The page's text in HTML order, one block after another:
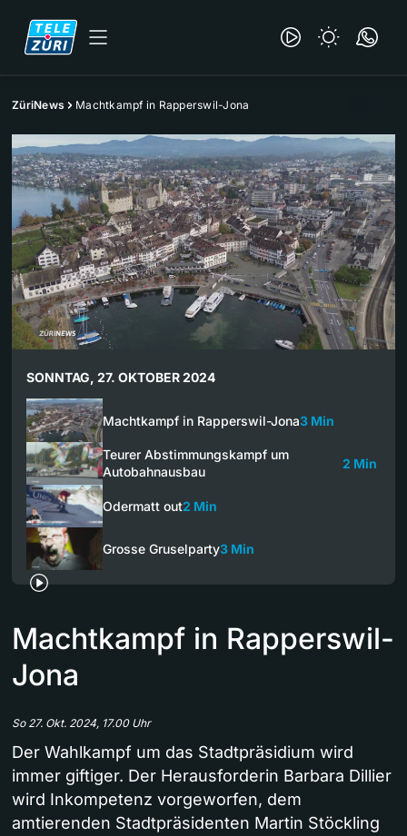
ZüriNews Machtkampf in Rapperswil-Jona
SONNTAG, 27. OKTOBER 2024
Machtkampf in Rapperswil-Jona3 Min
Teurer Abstimmungskampf um
Autobahnausbau
2 Min
Odermatt out2 Min
Grosse Gruselparty3 Min
Machtkampf in Rapperswil-
Jona
So 27. Okt. 2024, 17.00 Uhr
Der Wahlkampf um das Stadtpräsidium wird
immer giftiger. Der Herausforderin Barbara Dillier
wird Inkompetenz vorgeworfen, dem
amtierenden Stadtpräsidenten Martin Stöckling